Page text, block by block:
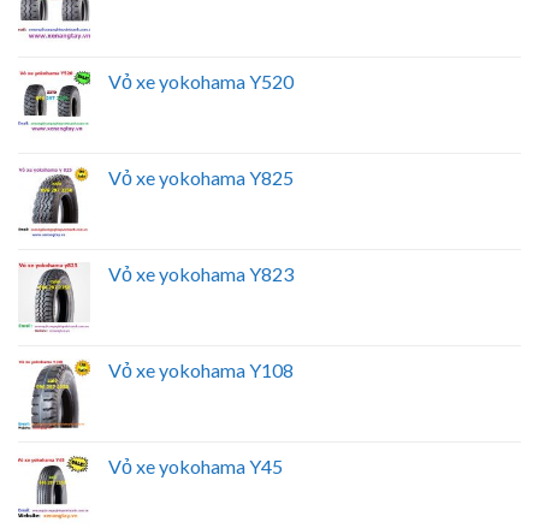
Vỏ xe yokohama Y520
Vỏ xe yokohama Y825
Vỏ xe yokohama Y823
Vỏ xe yokohama Y108
Vỏ xe yokohama Y45